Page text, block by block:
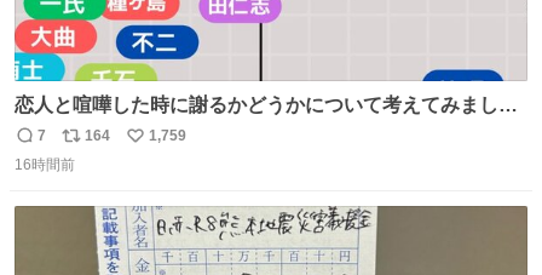
恋人と喧嘩した時に謝るかどうかについて考えてみました
💭 ▶︎自分から謝る or 悪くないなら謝らない ▶︎ねちねちす
る or さっぱりしている 個人的見解です！色々と許してく
返
信
7
リ
ポ
164
い
数
1,759
16時間前